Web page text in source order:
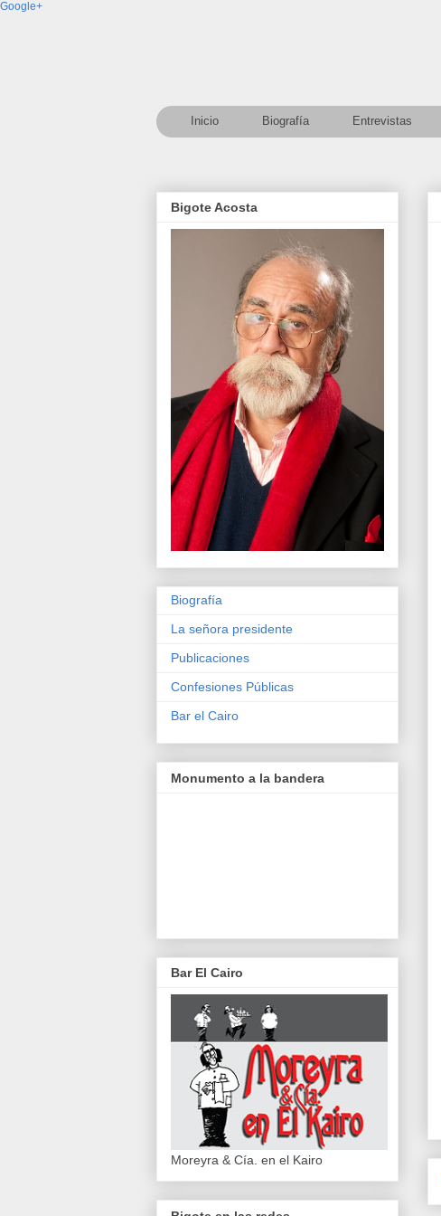
Google+
Inicio Biografía Entrevistas
Bigote Acosta
Biografía
La señora presidente
Publicaciones
Confesiones Públicas
Bar el Cairo
Monumento a la bandera
Bar El Cairo
Moreyra & Cía. en el Kairo